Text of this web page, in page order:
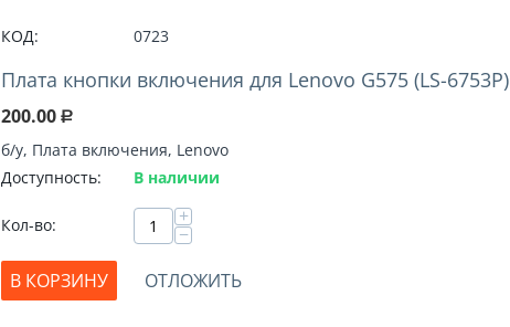
КОД: 0723
Плата кнопки включения для Lenovo G575 (LS-6753P)
200.00 Р
б/у, Плата включения, Lenovo
Доступность:
В наличии
Кол-во: +
−
В КОРЗИНУ
ОТЛОЖИТЬ